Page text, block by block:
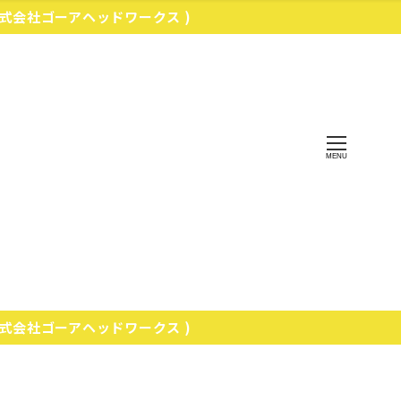
会社ゴーアヘッドワークス )
MENU
会社ゴーアヘッドワークス )